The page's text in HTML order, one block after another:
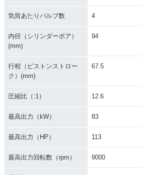
気筒あたりバルブ数 4
内径（シリンダーボア）
(mm)
94
行程（ピストンストロー
ク）(mm)
67.5
圧縮比（:1） 12.6
最高出力（kW） 83
最高出力（HP） 113
最高出力回転数（rpm） 9000